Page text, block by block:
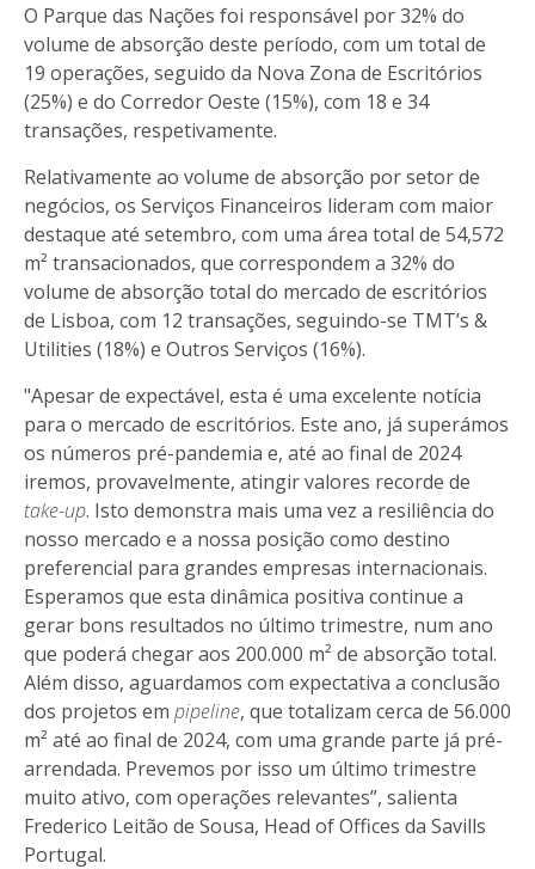
O Parque das Nações foi responsável por 32% do
volume de absorção deste período, com um total de
19 operações, seguido da Nova Zona de Escritórios
(25%) e do Corredor Oeste (15%), com 18 e 34
transações, respetivamente.
Relativamente ao volume de absorção por setor de
negócios, os Serviços Financeiros lideram com maior
destaque até setembro, com uma área total de 54,572
m² transacionados, que correspondem a 32% do
volume de absorção total do mercado de escritórios
de Lisboa, com 12 transações, seguindo-se TMT’s &
Utilities (18%) e Outros Serviços (16%).
"Apesar de expectável, esta é uma excelente notícia
para o mercado de escritórios. Este ano, já superámos
os números pré-pandemia e, até ao final de 2024
iremos, provavelmente, atingir valores recorde de
take-up. Isto demonstra mais uma vez a resiliência do
nosso mercado e a nossa posição como destino
preferencial para grandes empresas internacionais.
Esperamos que esta dinâmica positiva continue a
gerar bons resultados no último trimestre, num ano
que poderá chegar aos 200.000 m² de absorção total.
Além disso, aguardamos com expectativa a conclusão
dos projetos em pipeline, que totalizam cerca de 56.000
m² até ao final de 2024, com uma grande parte já pré-
arrendada. Prevemos por isso um último trimestre
muito ativo, com operações relevantes”, salienta
Frederico Leitão de Sousa, Head of Offices da Savills
Portugal.